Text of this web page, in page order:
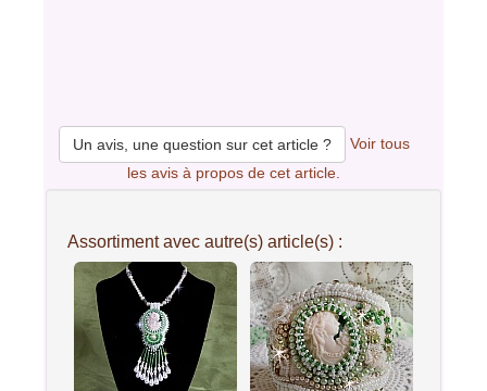
Un avis, une question sur cet article ?
Voir tous
les avis à propos de cet article.
Assortiment avec autre(s) article(s) :